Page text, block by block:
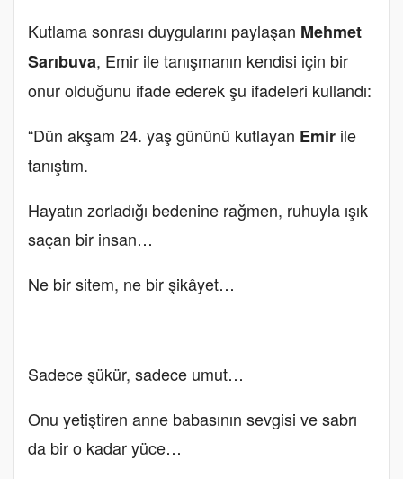
Kutlama sonrası duygularını paylaşan Mehmet
Sarıbuva, Emir ile tanışmanın kendisi için bir
onur olduğunu ifade ederek şu ifadeleri kullandı:
“Dün akşam 24. yaş gününü kutlayan Emir ile
tanıştım.
Hayatın zorladığı bedenine rağmen, ruhuyla ışık
saçan bir insan…
Ne bir sitem, ne bir şikâyet…
Sadece şükür, sadece umut…
Onu yetiştiren anne babasının sevgisi ve sabrı
da bir o kadar yüce…